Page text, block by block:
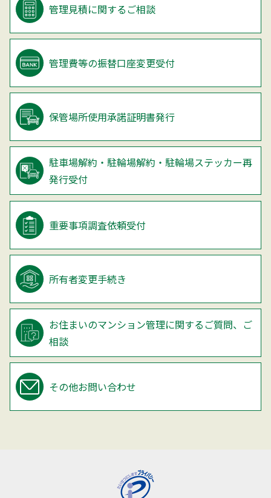
管理見積に関するご相談
管理費等の振替口座変更受付
保管場所使用承諾証明書発行
駐車場解約・駐輪場解約・ 駐輪場ステッカー再
発行受付
重要事項調査依頼受付
所有者変更手続き
お住まいのマンション管理に関するご質問、ご
相談
その他お問い合わせ